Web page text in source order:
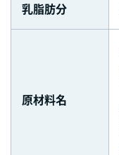
乳脂肪分
原材料名